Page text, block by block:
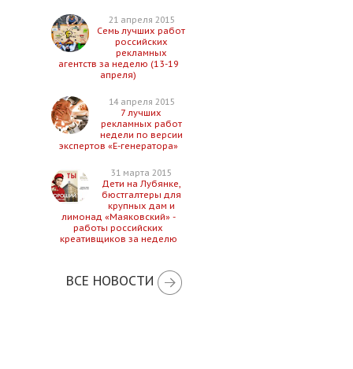
21 апреля 2015
Семь лучших работ
российских
рекламных
агентств за неделю (13-19
апреля)
14 апреля 2015
7 лучших
рекламных работ
недели по версии
экспертов «Е-генератора»
31 марта 2015
Дети на Лубянке,
бюстгалтеры для
крупных дам и
лимонад «Маяковский» -
работы российских
креативщиков за неделю
ВСЕ НОВОСТИ